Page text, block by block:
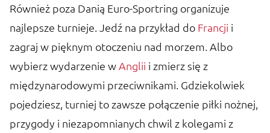
Również poza Danią Euro-Sportring organizuje
najlepsze turnieje. Jedź na przykład do Francji i
zagraj w pięknym otoczeniu nad morzem. Albo
wybierz wydarzenie wAnglii i zmierz się z
międzynarodowymi przeciwnikami. Gdziekolwiek
pojedziesz, turniej to zawsze połączenie piłki nożnej,
przygody i niezapomnianych chwil z kolegami z